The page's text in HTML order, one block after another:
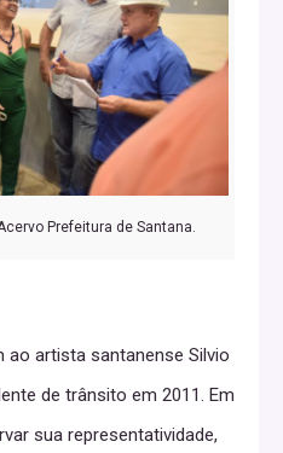
Prefeitura de Santana.
ao artista santanense Silvio
de trânsito em 2011. Em
sua representatividade,